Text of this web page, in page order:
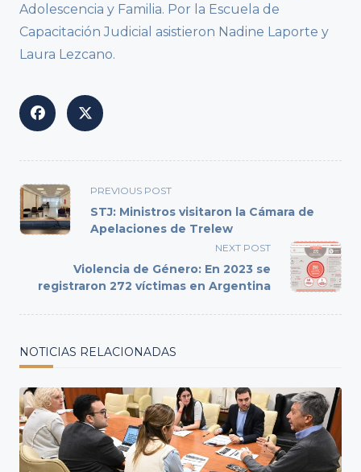
Adolescencia y Familia. Por la Escuela de
Capacitación Judicial asistieron Nadine Laporte y
Laura Lezcano.
<span
class="nav-
subtitle
text">Page</span>
PREVIOUS POST
STJ: Ministros visitaron la Cámara de
Apelaciones de Trelew
NEXT POST
Violencia de Género: En 2023 se
registraron 272 víctimas en Argentina
NOTICIAS RELACIONADAS